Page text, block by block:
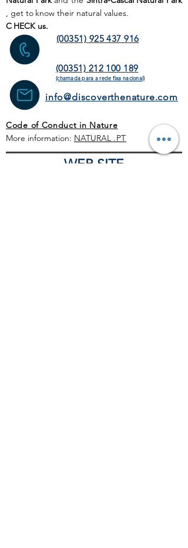
, get to know their natural values.
C HECK us.
(00351) 925 437 916
(00351) 212 100 189
(chamada para a rede fixa nacional)
info@discoverthenature.com
Code of Conduct in Nature
More information: NATURAL .PT
WEB SITE